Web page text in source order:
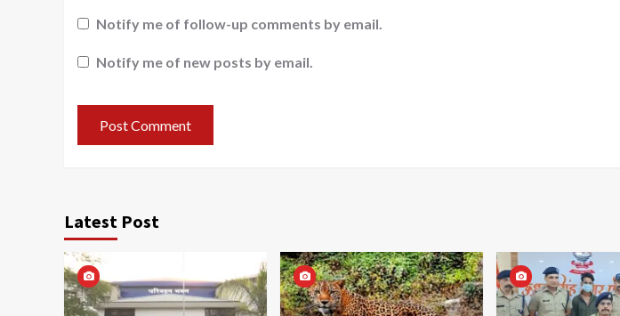
Notify me of follow-up comments by email.
Notify me of new posts by email.
Latest Post